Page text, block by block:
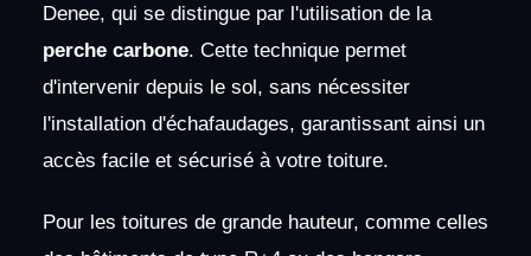
Denee, qui se distingue par l'utilisation de la
perche carbone. Cette technique permet
d'intervenir depuis le sol, sans nécessiter
l'installation d'échafaudages, garantissant ainsi un
accès facile et sécurisé à votre toiture.
Pour les toitures de grande hauteur, comme celles